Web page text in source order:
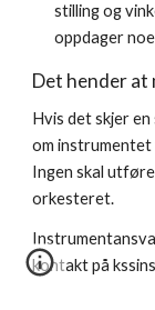
stilling og
oppdager
Det hender at
Hvis det skjer
om
Ingen skal
orkesteret.
kontakt på